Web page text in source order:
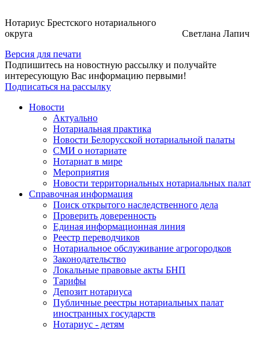
Нотариус Брестского нотариального
округа Светлана Лапич
Версия для печати
Подпишитесь на новостную рассылку и получайте
интересующую Вас информацию первыми!
Подписаться на рассылку
Новости
Актуально
Нотариальная практика
Новости Белорусской нотариальной палаты
СМИ о нотариате
Нотариат в мире
Мероприятия
Новости территориальных нотариальных палат
Справочная информация
Поиск открытого наследственного дела
Проверить доверенность
Единая информационная линия
Реестр переводчиков
Нотариальное обслуживание агрогородков
Законодательство
Локальные правовые акты БНП
Тарифы
Депозит нотариуса
Публичные реестры нотариальных палат
иностранных государств
Нотариус - детям